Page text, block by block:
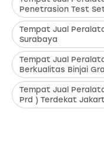
Penetrasion Test
Tempat Jual
Surabaya
Tempat Jual
Berkualitas Binjai
Tempat Jual
Prd ) Terdekat